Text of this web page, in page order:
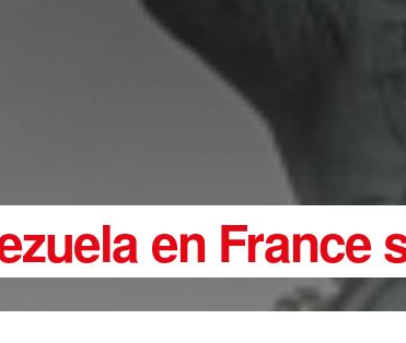
en France